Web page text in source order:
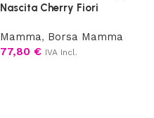
Nascita Cherry Fiori
Mamma, Borsa Mamma
77,80 € IVA Incl.